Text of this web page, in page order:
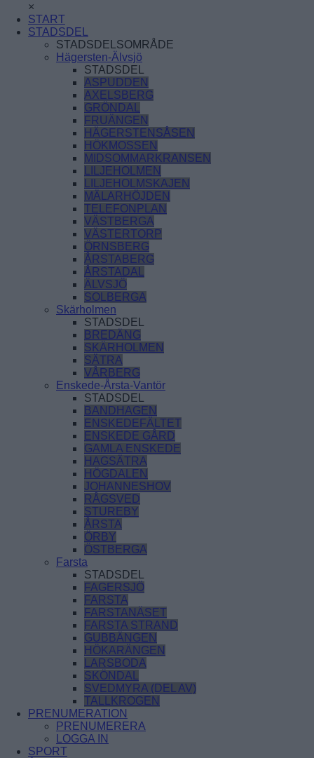
×
START
STADSDEL
STADSDELSOMRÅDE
Hägersten-Älvsjö
STADSDEL
ASPUDDEN
AXELSBERG
GRÖNDAL
FRUÄNGEN
HÄGERSTENSÅSEN
HÖKMOSSEN
MIDSOMMARKRANSEN
LILJEHOLMEN
LILJEHOLMSKAJEN
MÄLARHÖJDEN
TELEFONPLAN
VÄSTBERGA
VÄSTERTORP
ÖRNSBERG
ÅRSTABERG
ÅRSTADAL
ÄLVSJÖ
SOLBERGA
Skärholmen
STADSDEL
BREDÄNG
SKÄRHOLMEN
SÄTRA
VÅRBERG
Enskede-Årsta-Vantör
STADSDEL
BANDHAGEN
ENSKEDEFÄLTET
ENSKEDE GÅRD
GAMLA ENSKEDE
HAGSÄTRA
HÖGDALEN
JOHANNESHOV
RÅGSVED
STUREBY
ÅRSTA
ÖRBY
ÖSTBERGA
Farsta
STADSDEL
FAGERSJÖ
FARSTA
FARSTANÄSET
FARSTA STRAND
GUBBÄNGEN
HÖKARÄNGEN
LARSBODA
SKÖNDAL
SVEDMYRA (DEL AV)
TALLKROGEN
PRENUMERATION
PRENUMERERA
LOGGA IN
SPORT